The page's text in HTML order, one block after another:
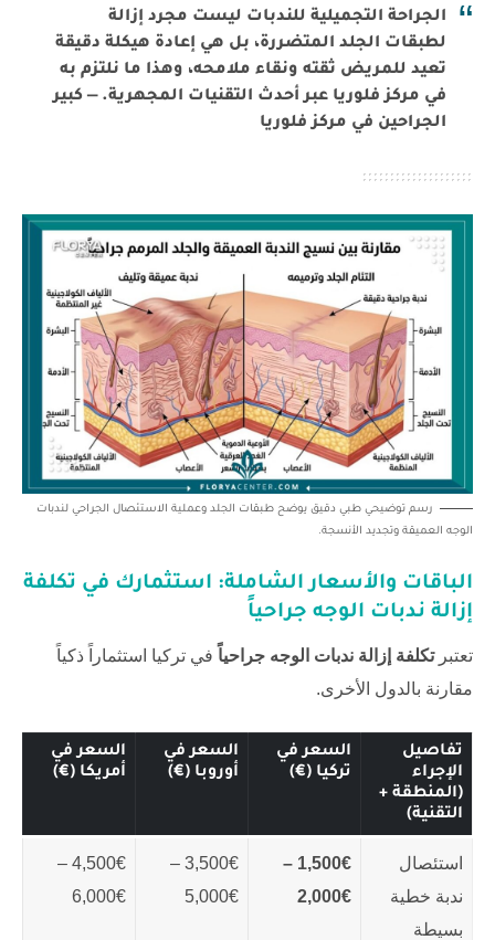
الجراحة التجميلية للندبات ليست مجرد إزالة
لطبقات الجلد المتضررة، بل هي إعادة هيكلة دقيقة
تعيد للمريض ثقته ونقاء ملامحه، وهذا ما نلتزم به
في مركز فلوريا عبر أحدث التقنيات المجهرية. — كبير
الجراحين في مركز فلوريا
رسم توضيحي طبي دقيق يوضح طبقات الجلد وعملية الاستئصال الجراحي لندبات
الوجه العميقة وتجديد الأنسجة.
الباقات والأسعار الشاملة: استثمارك في تكلفة
إزالة ندبات الوجه جراحياً
تعتبرتكلفة إزالة ندبات الوجه جراحياً في تركيا استثماراً ذكياً
مقارنة بالدول الأخرى.
تفاصيل
الإجراء
(المنطقة +
التقنية)
السعر في
تركيا (€)
السعر في
أوروبا (€)
السعر في
أمريكا (€)
استئصال
ندبة خطية
بسيطة
1,500€ –
2,000€
3,500€ –
5,000€
4,500€ –
6,000€